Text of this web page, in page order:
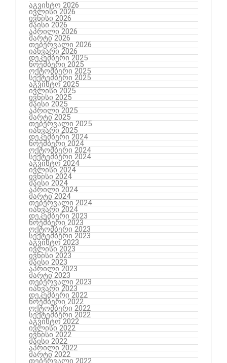
აგვისტო 2026
ივლისი 2026
ივნისი 2026
მაისი 2026
აპრილი 2026
მარტი 2026
თებერვალი 2026
იანვარი 2026
დეკემბერი 2025
ნოემბერი 2025
ოქტომბერი 2025
სექტემბერი 2025
აგვისტო 2025
ივლისი 2025
ივნისი 2025
მაისი 2025
აპრილი 2025
მარტი 2025
თებერვალი 2025
იანვარი 2025
დეკემბერი 2024
ნოემბერი 2024
ოქტომბერი 2024
სექტემბერი 2024
აგვისტო 2024
ივლისი 2024
ივნისი 2024
მაისი 2024
აპრილი 2024
მარტი 2024
თებერვალი 2024
იანვარი 2024
დეკემბერი 2023
ნოემბერი 2023
ოქტომბერი 2023
სექტემბერი 2023
აგვისტო 2023
ივლისი 2023
ივნისი 2023
მაისი 2023
აპრილი 2023
მარტი 2023
თებერვალი 2023
იანვარი 2023
დეკემბერი 2022
ნოემბერი 2022
ოქტომბერი 2022
სექტემბერი 2022
აგვისტო 2022
ივლისი 2022
ივნისი 2022
მაისი 2022
აპრილი 2022
მარტი 2022
თებერვალი 2022